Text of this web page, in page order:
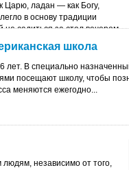
Царю, ладан — как Богу,
в основу традиции
садиться за стол вечером
по сию пору — в память
всему миру, о рождении
школа
лет. В специально
посещают школу, чтобы
меняются ежегодно...
независимо от того,